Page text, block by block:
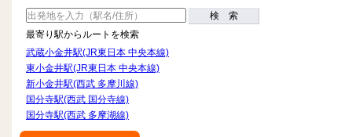
検 索
最寄り駅からルートを検索
武蔵小金井駅(JR東日本 中央本線)
東小金井駅(JR東日本 中央本線)
新小金井駅(西武 多摩川線)
国分寺駅(西武 国分寺線)
国分寺駅(西武 多摩湖線)